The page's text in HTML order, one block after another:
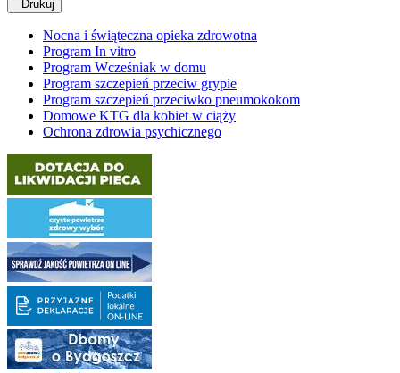
Drukuj
Nocna i świąteczna opieka zdrowotna
Program In vitro
Program Wcześniak w domu
Program szczepień przeciw grypie
Program szczepień przeciwko pneumokokom
Domowe KTG dla kobiet w ciąży
Ochrona zdrowia psychicznego